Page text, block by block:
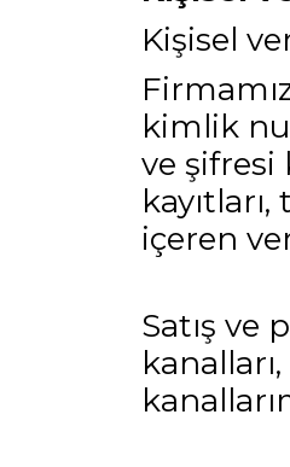
Kişisel
kimlik
ve şifresi
içeren
Satış ve